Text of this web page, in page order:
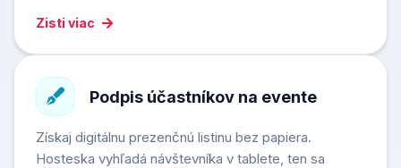
Zisti viac
Podpis účastníkov na evente
Získaj digitálnu prezenčnú listinu bez papiera.
Hosteska vyhľadá návštevníka v tablete, ten sa